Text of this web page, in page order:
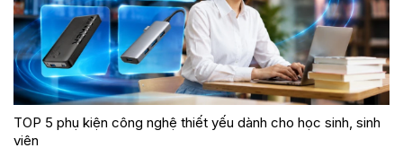
TOP 5 phụ kiện công nghệ thiết yếu dành cho học sinh, sinh
viên